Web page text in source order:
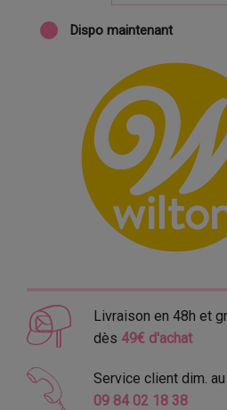
Dispo maintenant
Livraison en 48h et
dès 49€ d'achat
Service client dim. au
09 84 02 18 38